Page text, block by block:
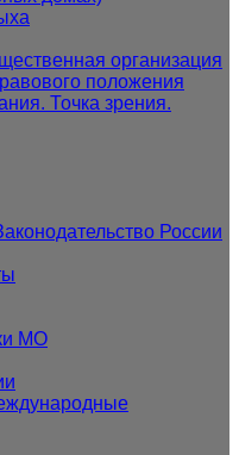
организация
положения
Точка зрения.
России
МО